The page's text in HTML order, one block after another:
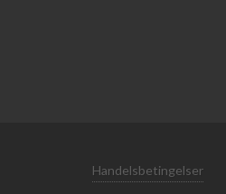
Handelsbetingelser